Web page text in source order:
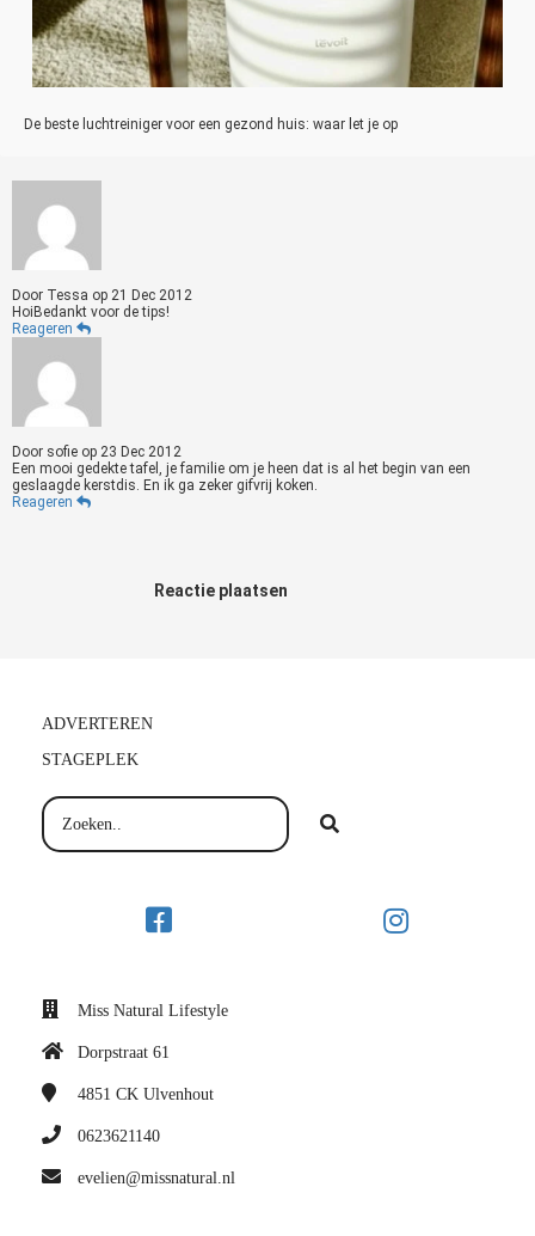
De beste luchtreiniger voor een gezond huis: waar let je op
Door Tessa op 21 Dec 2012
HoiBedankt voor de tips!
Reageren
Door sofie op 23 Dec 2012
Een mooi gedekte tafel, je familie om je heen dat is al het begin van een
geslaagde kerstdis. En ik ga zeker gifvrij koken.
Reageren
Reactie plaatsen
ADVERTEREN
STAGEPLEK
Miss Natural Lifestyle
Dorpstraat 61
4851 CK Ulvenhout
0623621140
evelien@missnatural.nl